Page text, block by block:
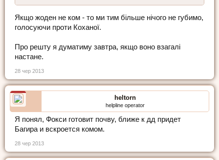
Якщо жоден не ком - то ми тим більше нічого не губимо,
голосуючи проти Коханої.
Про решту я думатиму завтра, якщо воно взагалі
настане.
28 чер 2013
heltorn
helpline operator
Я понял, Фокси готовит почву, ближе к дд придет
Багира и вскроется комом.
28 чер 2013